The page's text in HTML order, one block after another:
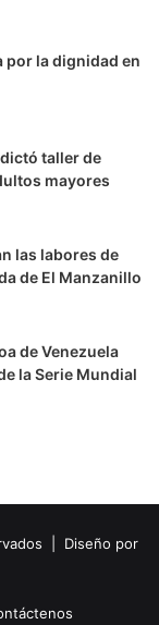
por la dignidad en
taller de
mayores
las labores de
de El Manzanillo
de Venezuela
la Serie Mundial
| Diseño por